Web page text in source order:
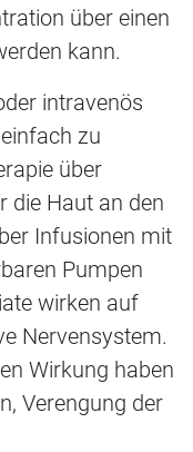
über einen
kann.
intravenös
zu
über
die Haut an den
Infusionen mit
Pumpen
wirken auf
Nervensystem.
Wirkung haben
Verengung der